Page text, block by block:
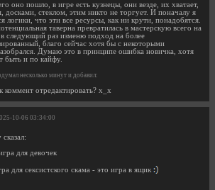
оно пошло, в игре есть кузнецы, они везде, их хватает,
досками, стеклом, этим никто не торгует. И поначалу я
логики, что эти все ресурсы, как ни крути, понадобятся.
таверна превратилась в мастерскую всего на
следующий раз изменю подход на более
благо сейчас хотя бы с некоторыми
Думаю это в принципе ошибка новичка, хотя
быть и по кайфу.
несколько минут и добавил:
отредактировать? х_х
10-06 03:34:00
сказал:
для девочек
для сексистского скама - это игра в ящик